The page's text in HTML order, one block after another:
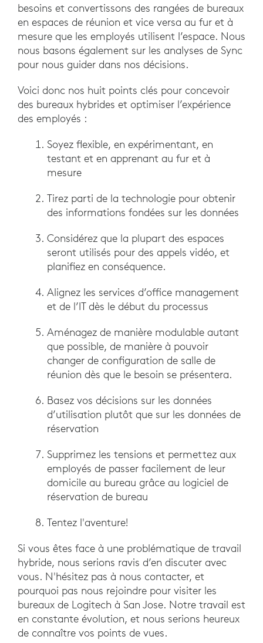
besoins et convertissons des rangées de bureaux
en espaces de réunion et vice versa au fur et à
mesure que les employés utilisent l’espace. Nous
nous basons également sur les analyses de Sync
pour nous guider dans nos décisions.
Voici donc nos huit points clés pour concevoir
des bureaux hybrides et optimiser l’expérience
des employés :
Soyez flexible, en expérimentant, en
testant et en apprenant au fur et à
mesure
Tirez parti de la technologie pour obtenir
des informations fondées sur les données
Considérez que la plupart des espaces
seront utilisés pour des appels vidéo, et
planifiez en conséquence.
Alignez les services d’office management
et de l’IT dès le début du processus
Aménagez de manière modulable autant
que possible, de manière à pouvoir
changer de configuration de salle de
réunion dès que le besoin se présentera.
Basez vos décisions sur les données
d’utilisation plutôt que sur les données de
réservation
Supprimez les tensions et permettez aux
employés de passer facilement de leur
domicile au bureau grâce au logiciel de
réservation de bureau
Tentez l'aventure!
Si vous êtes face à une problématique de travail
hybride, nous serions ravis d’en discuter avec
vous. N'hésitez pas à nous contacter, et
pourquoi pas nous rejoindre pour visiter les
bureaux de Logitech à San Jose. Notre travail est
en constante évolution, et nous serions heureux
de connaître vos points de vues.